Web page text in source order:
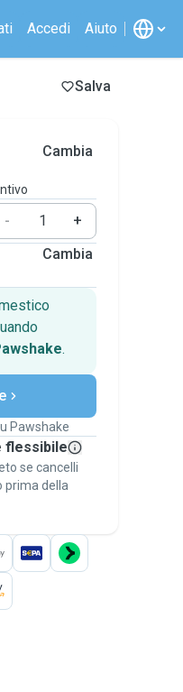
Accedi Aiuto
Salva
Cambia
-
+
Cambia
.
al
Garanzia
Pawshake
flessibile
se cancelli
prima della